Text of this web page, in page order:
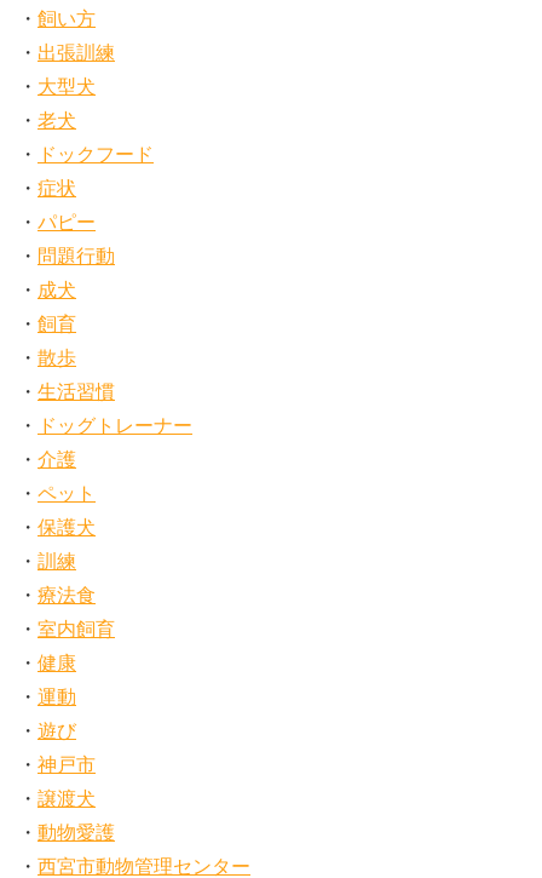
飼い方
出張訓練
大型犬
老犬
ドックフード
症状
パピー
問題行動
成犬
飼育
散歩
生活習慣
ドッグトレーナー
介護
ペット
保護犬
訓練
療法食
室内飼育
健康
運動
遊び
神戸市
譲渡犬
動物愛護
西宮市動物管理センター